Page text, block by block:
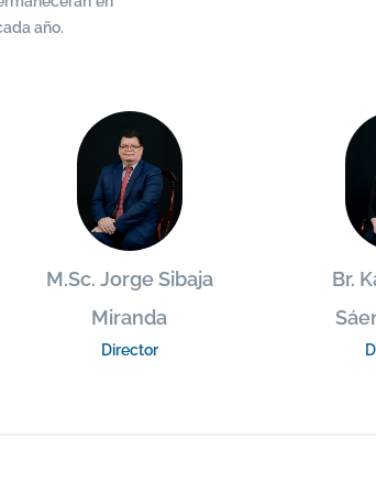
año.
M.Sc. Jorge Sibaja
Miranda
Director
Br.